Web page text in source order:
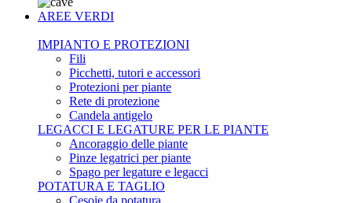
AREE VERDI
IMPIANTO E PROTEZIONI
Fili
Picchetti, tutori e accessori
Protezioni per piante
Rete di protezione
Candela antigelo
LEGACCI E LEGATURE PER LE PIANTE
Ancoraggio delle piante
Pinze legatrici per piante
Spago per legature e legacci
POTATURA E TAGLIO
Cesoie da potatura